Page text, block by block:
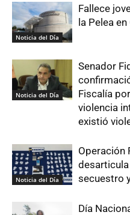
Noticia del Día
Fallece
la Pelea
Noticia del Día
Senador
Fiscalía
violencia
existió
Noticia del Día
Operación
secuestro
Día